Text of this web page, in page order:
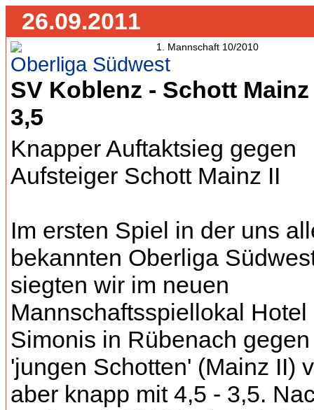
26.09.2011
Oberliga Südwest
SV Koblenz - Schott Mainz
3,5
Knapper Auftaktsieg gegen
Aufsteiger Schott Mainz II
Im ersten Spiel in der uns
bekannten Oberliga
siegten wir im neuen
Mannschaftsspiellokal Hotel
Simonis in Rübenach
'jungen Schotten' (Mainz II)
aber knapp mit 4,5 - 3,5.